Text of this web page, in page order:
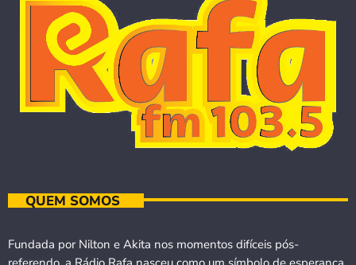
QUEM SOMOS
Fundada por Nilton e Akita nos momentos difíceis pós-